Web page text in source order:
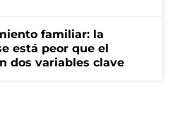
familiar: la
está peor que el
dos variables clave